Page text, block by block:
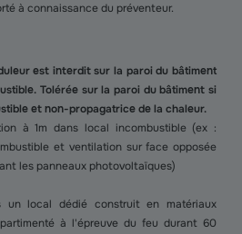
à connaissance du préventeur.
est interdit sur la paroi du bâtiment
Tolérée sur la paroi du bâtiment si
et non-propagatrice de la chaleur.
à 1m dans local incombustible (ex :
et ventilation sur face opposée
les panneaux photovoltaïques)
un local dédié construit en matériaux
à l'épreuve du feu durant 60